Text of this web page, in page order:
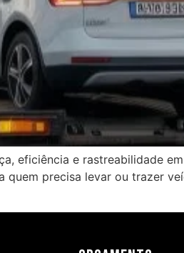
eficiência e rastreabilidade
precisa levar ou trazer